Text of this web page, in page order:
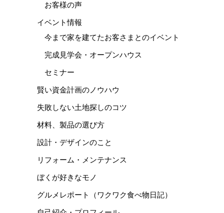
お客様の声
イベント情報
今まで家を建てたお客さまとのイベント
完成見学会・オープンハウス
セミナー
賢い資金計画のノウハウ
失敗しない土地探しのコツ
材料、製品の選び方
設計・デザインのこと
リフォーム・メンテナンス
ぼくが好きなモノ
グルメレポート（ワクワク食べ物日記）